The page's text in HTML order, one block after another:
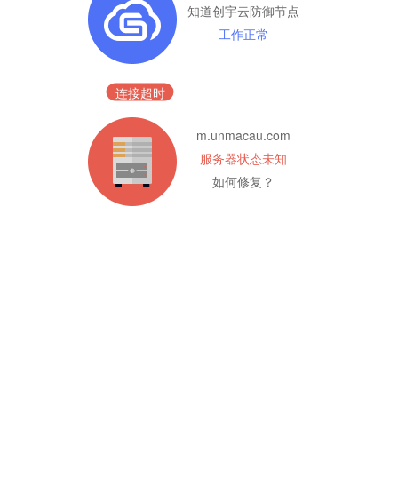
知道创宇云防御节点
工作正常
连接超时
m.unmacau.com
服务器状态未知
如何修复？